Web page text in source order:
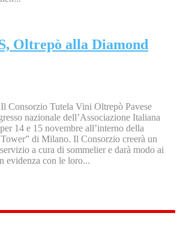
Oltrepò alla Diamond
Consorzio Tutela Vini Oltrepò Pavese
nazionale dell’Associazione Italiana
14 e 15 novembre all’interno della
di Milano. Il Consorzio creerà un
a cura di sommelier e darà modo ai
evidenza con le loro...